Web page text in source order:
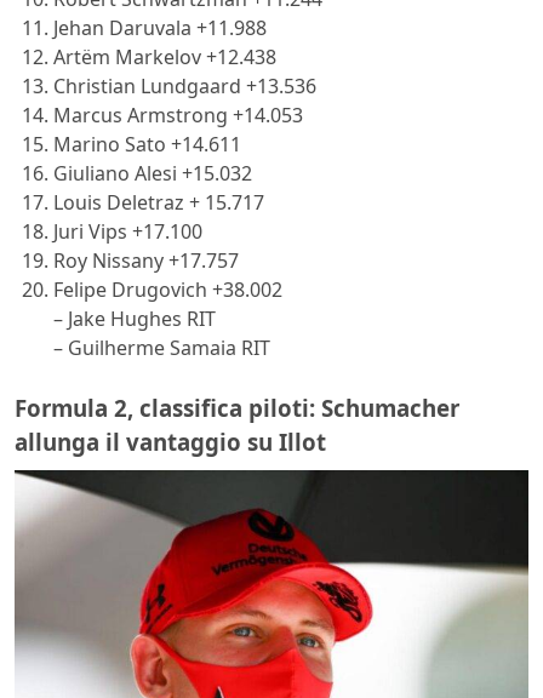
Jehan Daruvala +11.988
Artëm Markelov +12.438
Christian Lundgaard +13.536
Marcus Armstrong +14.053
Marino Sato +14.611
Giuliano Alesi +15.032
Louis Deletraz + 15.717
Juri Vips +17.100
Roy Nissany +17.757
Felipe Drugovich +38.002
– Jake Hughes RIT
– Guilherme Samaia RIT
Formula 2, classifica piloti: Schumacher
allunga il vantaggio su Illot